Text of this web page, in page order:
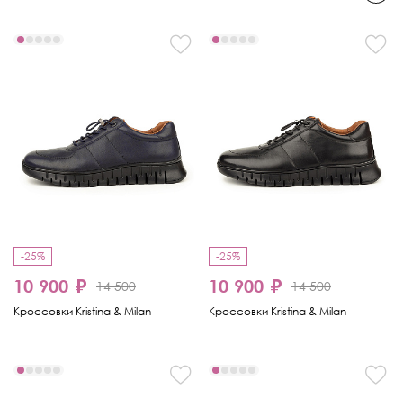
-25%
10 900 ₽ 14 500
Кроссовки Kristina & Milan
-25%
10 900 ₽ 14 500
Кроссовки Kristina & Milan